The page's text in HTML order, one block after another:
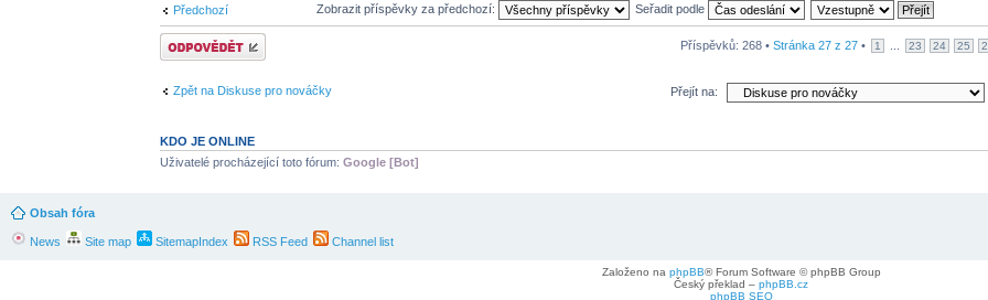
Předchozí Zobrazit příspěvky za předchozí: Seřadit podle
Odeslat odpověď Příspěvků: 268 • Stránka 27 z 27 • 1 23 24 25
Zpět na Diskuse pro nováčky Přejít na:
KDO JE ONLINE
Uživatelé procházející toto fórum: Google [Bot]
Obsah fóra
News Site map SitemapIndex RSS Feed Channel list
Založeno na phpBB® Forum Software © phpBB Group
Český překlad – phpBB.cz
phpBB SEO